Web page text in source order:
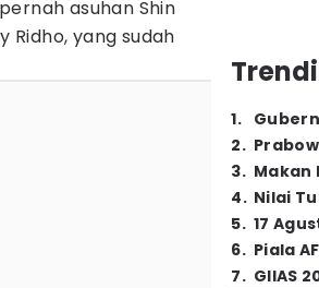
asuhan Shin
Ridho, yang sudah
1.
2.
3. Makan
4. Nilai
5. 17
6. Piala
7. GIIAS